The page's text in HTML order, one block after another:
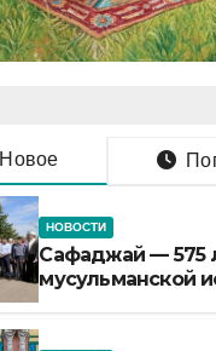
Новое
НОВОСТИ
Сафаджай — 575
мусульманской